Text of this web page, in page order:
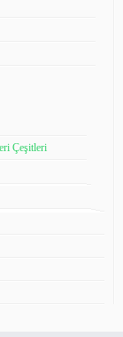
Çeşitleri